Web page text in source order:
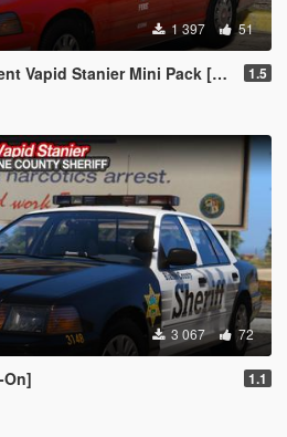
1 397 51
Mini Pack [Add-On | Template] 1.5
3 067 72
On] 1.1